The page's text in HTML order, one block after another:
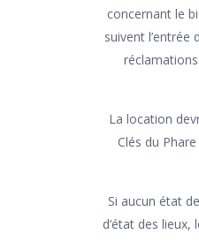
concernant le
suivent l’entrée
La location
Clés du
Si aucun état
d’état des